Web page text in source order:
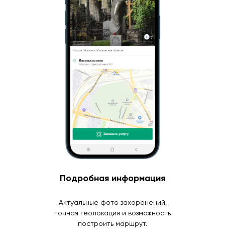
Подробная информация
Актуальные фото захоронений,
точная геолокация и возможность
построить маршрут.